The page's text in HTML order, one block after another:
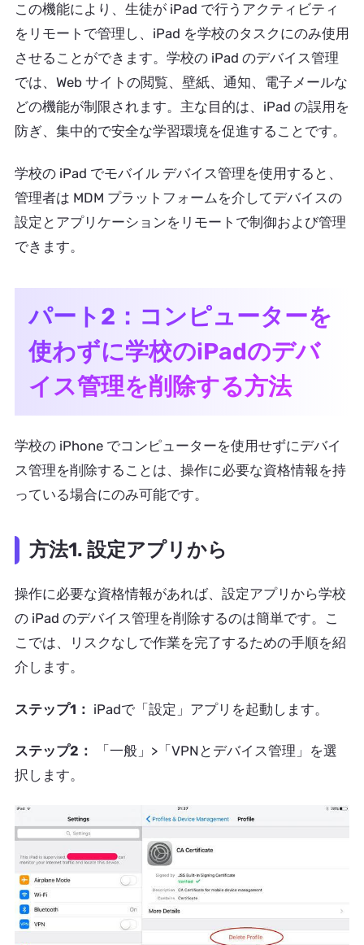
この機能により、生徒が iPad で行うアクティビティ
をリモートで管理し、iPad を学校のタスクにのみ使用
させることができます。学校の iPad のデバイス管理
では、Web サイトの閲覧、壁紙、通知、電子メールな
どの機能が制限されます。主な目的は、iPad の誤用を
防ぎ、集中的で安全な学習環境を促進することです。
学校の iPad でモバイル デバイス管理を使用すると、
管理者は MDM プラットフォームを介してデバイスの
設定とアプリケーションをリモートで制御および管理
できます。
パート2：コンピューターを
使わずに学校のiPadのデバ
イス管理を削除する方法
学校の iPhone でコンピューターを使用せずにデバイ
ス管理を削除することは、操作に必要な資格情報を持
っている場合にのみ可能です。
方法1. 設定アプリから
操作に必要な資格情報があれば、設定アプリから学校
の iPad のデバイス管理を削除するのは簡単です。こ
こでは、リスクなしで作業を完了するための手順を紹
介します。
ステップ1： iPadで「設定」アプリを起動します。
ステップ2：
「一般」>「VPNとデバイス管理」を選
択します。